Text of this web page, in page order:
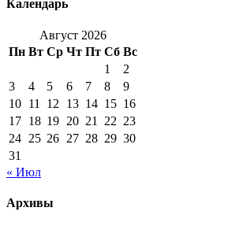
Календарь
Август 2026
Пн Вт Ср Чт Пт Сб Вс
1
2
3
4 5 6 7 8
9
10 11 12 13 14 15 16
17 18 19 20 21 22 23
24 25 26 27 28 29 30
31
« Июл
Архивы